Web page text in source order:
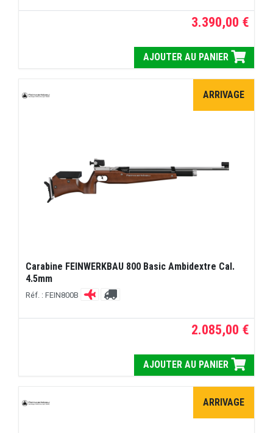
3.390,00 €
AJOUTER AU PANIER
ARRIVAGE
Carabine FEINWERKBAU 800 Basic Ambidextre Cal.
4.5mm
Réf. : FEIN800B
2.085,00 €
AJOUTER AU PANIER
ARRIVAGE